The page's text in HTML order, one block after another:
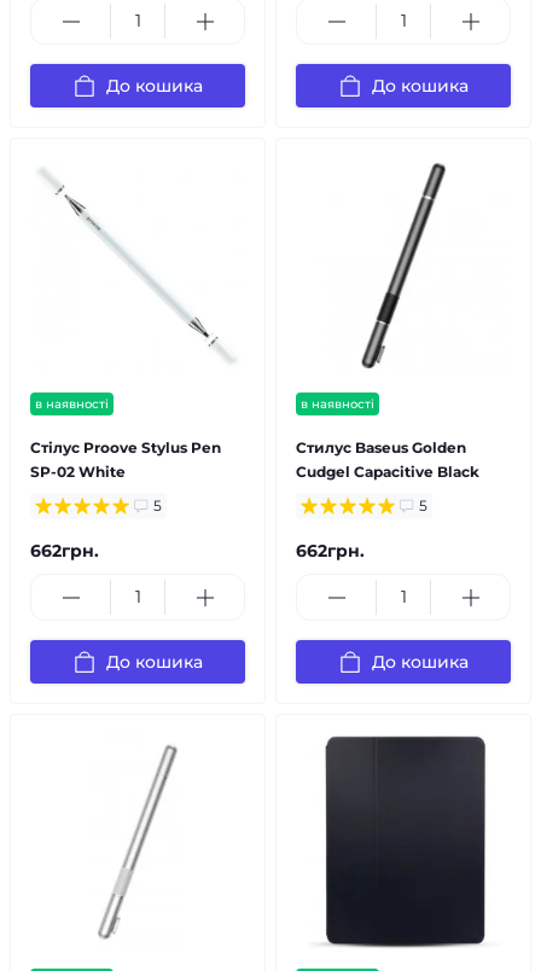
До кошика До кошика
в наявності
Стілус Proove Stylus Pen
SP-02 White
5
662грн.
До кошика
в наявності
Стилус Baseus Golden
Cudgel Capacitive Black
5
662грн.
До кошика